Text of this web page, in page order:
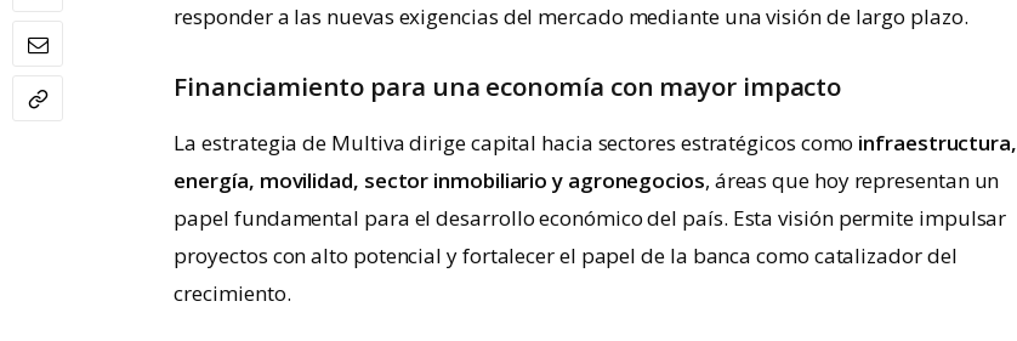
responder a las nuevas exigencias del mercado mediante una visión de largo plazo.
Financiamiento para una economía con mayor impacto
La estrategia de Multiva dirige capital hacia sectores estratégicos como infraestructura,
energía, movilidad, sector inmobiliario y agronegocios, áreas que hoy representan un
papel fundamental para el desarrollo económico del país. Esta visión permite impulsar
proyectos con alto potencial y fortalecer el papel de la banca como catalizador del
crecimiento.